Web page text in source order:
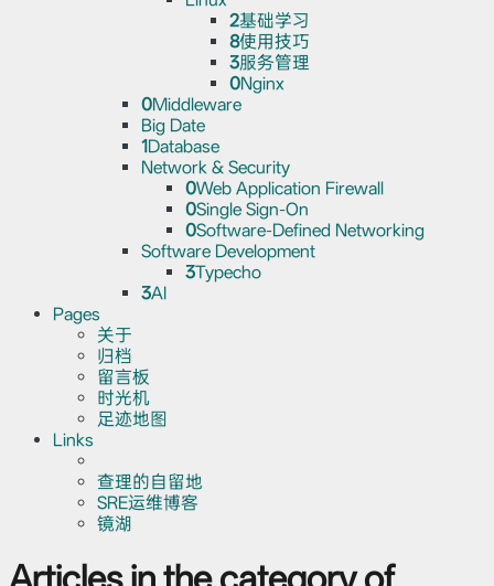
2基础学习
8使用技巧
3服务管理
0Nginx
0Middleware
Big Date
1Database
Network & Security
0Web Application Firewall
0Single Sign-On
0Software-Defined Networking
Software Development
3Typecho
3AI
Pages
关于
归档
留言板
时光机
足迹地图
Links
查理的自留地
SRE运维博客
镜湖